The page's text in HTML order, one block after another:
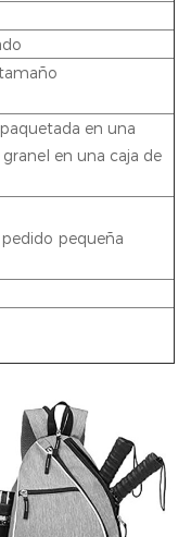
en una
en una caja de
pequeña